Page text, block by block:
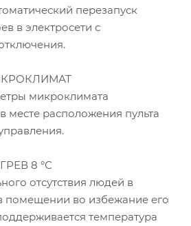
перезапуск
в электросети с
микроклимата
месте расположения пульта
8 °С
отсутствия людей в
помещении во избежание его
температура